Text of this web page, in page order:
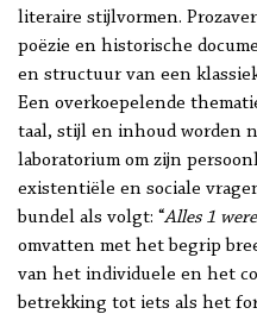
literaire stijlvormen.
poëzie en historische
en structuur van een
Een overkoepelende
taal, stijl en inhoud worden
laboratorium om zijn
existentiële en sociale
bundel als volgt: “Alles 1
omvatten met het begrip
van het individuele en het
betrekking tot iets als het